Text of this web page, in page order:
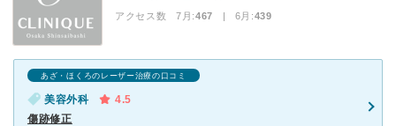
アクセス数 7月:467 | 6月:439
あざ・ほくろのレーザー治療の口コミ
美容外科
4.5
傷跡修正